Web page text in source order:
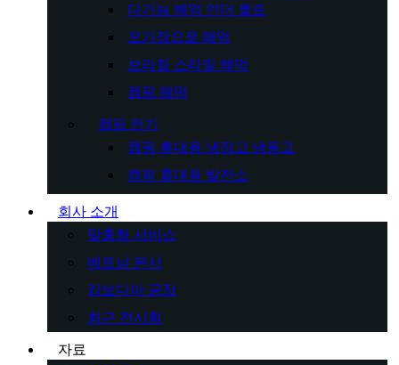
다기능 해먹 언더 퀼트
모기장으로 해먹
브라질 스타일 해먹
캠핑 해먹
캠핑 전기
캠핑 휴대용 냉장고 냉동고
캠핑 휴대용 발전소
회사 소개
맞춤형 서비스
베트남 본사
캄보디아 공장
최근 전시회
자료